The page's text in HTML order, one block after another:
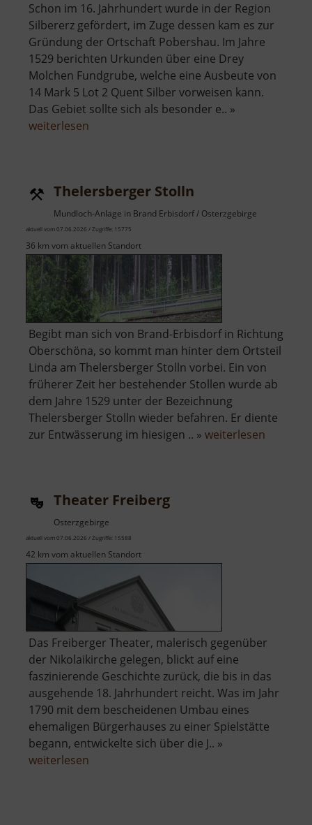
Schon im 16. Jahrhundert wurde in der Region
Silbererz gefördert, im Zuge dessen kam es zur
Gründung der Ortschaft Pobershau. Im Jahre
1529 berichten Urkunden über eine Drey
Molchen Fundgrube, welche eine Ausbeute von
14 Mark 5 Lot 2 Quent Silber vorweisen kann.
Das Gebiet sollte sich als besonder e.. »
weiterlesen
Thelersberger Stolln
Mundloch-Anlage in Brand Erbisdorf / Osterzgebirge
aktuell vom 07.06.2026 / Zugriffe: 15775
36 km vom aktuellen Standort
Begibt man sich von Brand-Erbisdorf in Richtung
Oberschöna, so kommt man hinter dem Ortsteil
Linda am Thelersberger Stolln vorbei. Ein von
früherer Zeit her bestehender Stollen wurde ab
dem Jahre 1529 unter der Bezeichnung
Thelersberger Stolln wieder befahren. Er diente
zur Entwässerung im hiesigen .. » weiterlesen
Theater Freiberg
Osterzgebirge
aktuell vom 07.06.2026 / Zugriffe: 15588
42 km vom aktuellen Standort
Das Freiberger Theater, malerisch gegenüber
der Nikolaikirche gelegen, blickt auf eine
faszinierende Geschichte zurück, die bis in das
ausgehende 18. Jahrhundert reicht. Was im Jahr
1790 mit dem bescheidenen Umbau eines
ehemaligen Bürgerhauses zu einer Spielstätte
begann, entwickelte sich über die J.. »
weiterlesen